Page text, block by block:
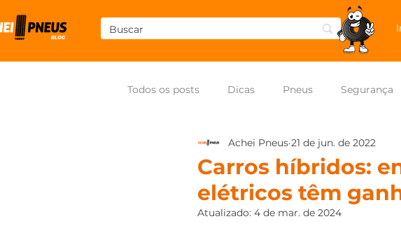
Todos os posts Dicas Pneus Segurança
Pneus para moto NASCAR Brasil
Carros híbridos:
elétricos têm
Achei Pneus 21 de jun. de 2022
Atualizado: 4 de mar. de 2024